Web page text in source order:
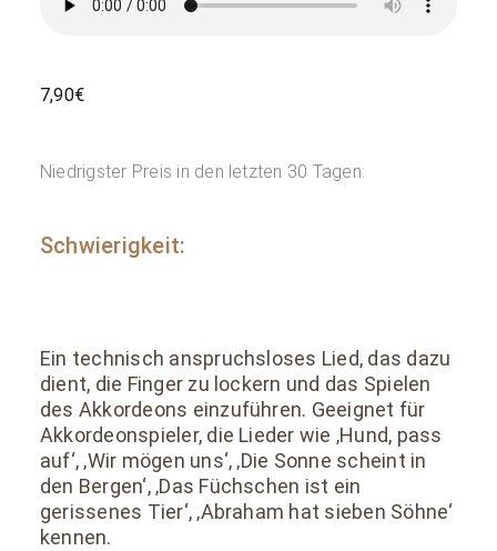
7,90€
Niedrigster Preis in den letzten 30 Tagen:
Schwierigkeit:
Ein technisch anspruchsloses Lied, das dazu
dient, die Finger zu lockern und das Spielen
des Akkordeons einzuführen. Geeignet für
Akkordeonspieler, die Lieder wie ‚Hund, pass
auf‘, ‚Wir mögen uns‘, ‚Die Sonne scheint in
den Bergen‘, ‚Das Füchschen ist ein
gerissenes Tier‘, ‚Abraham hat sieben Söhne‘
kennen.